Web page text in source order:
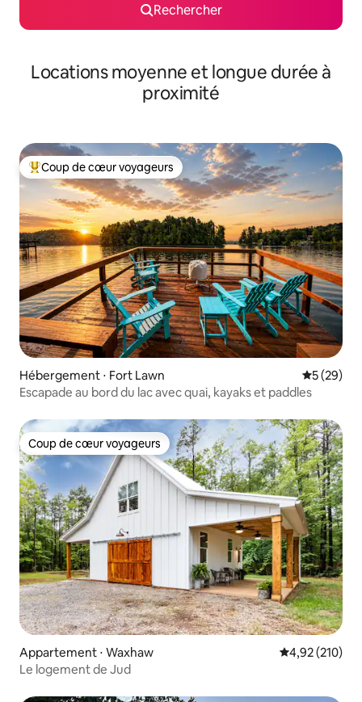
Rechercher
Locations moyenne et longue durée à
proximité
Coups de cœur voyageurs les plus appréciés
Coup de cœur voyageurs
Hébergement ⋅ Fort Lawn
5 (29)
Escapade au bord du lac avec quai, kayaks et paddles
Coup de cœur voyageurs
Coup de cœur voyageurs
Appartement ⋅ Waxhaw Évaluation
4,92 (210)
Le logement de Jud